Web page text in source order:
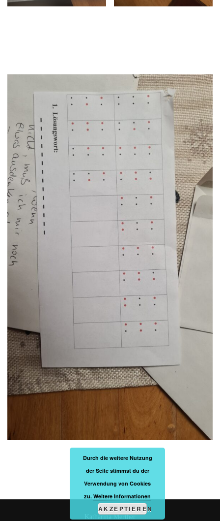
Katharina Merther
Durch die weitere Nutzung
der Seite stimmst du der
Verwendung von Cookies
zu. Weitere Informationen
AKZEPTIEREN